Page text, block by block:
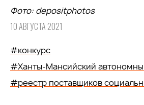
Фото: depositphotos
10 АВГУСТА 2021
#конкурс
#Ханты-Мансийский
#реестр поставщиков